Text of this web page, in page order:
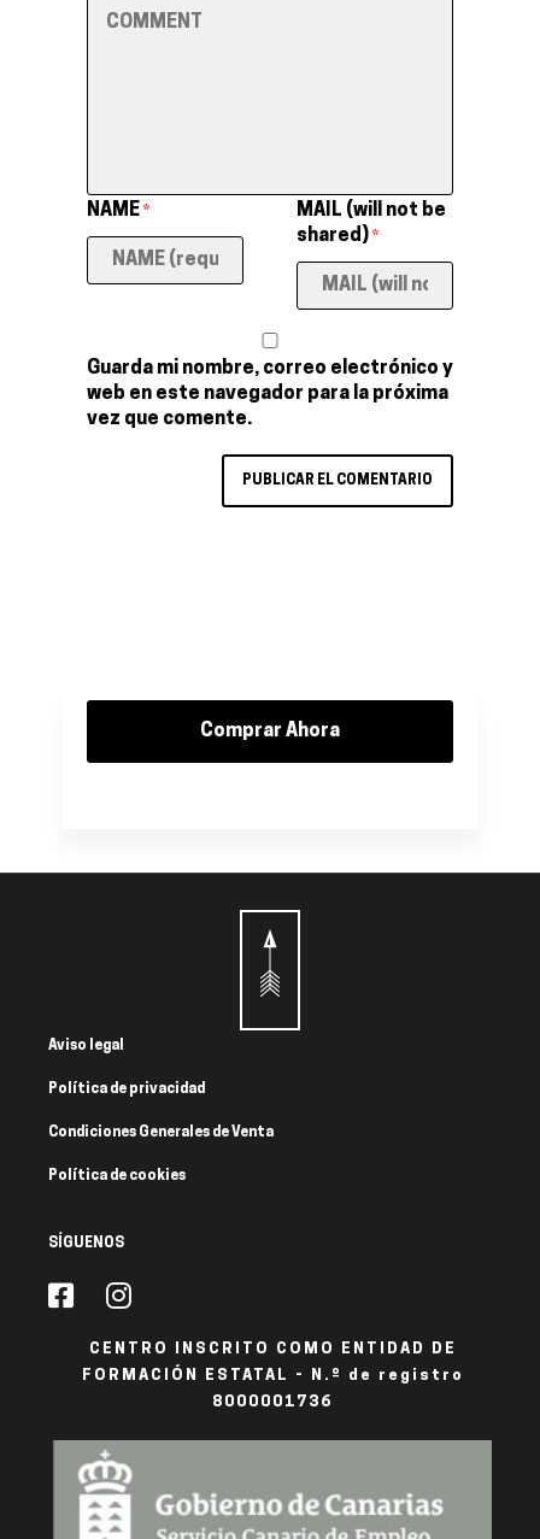
NAME *
MAIL (will not be
shared) *
Guarda mi nombre, correo electrónico y
web en este navegador para la próxima
vez que comente.
Comprar Ahora
Aviso legal
Política de privacidad
Condiciones Generales de Venta
Política de cookies
SÍGUENOS
CENTRO INSCRITO COMO ENTIDAD DE
FORMACIÓN ESTATAL - N.º de registro
8000001736